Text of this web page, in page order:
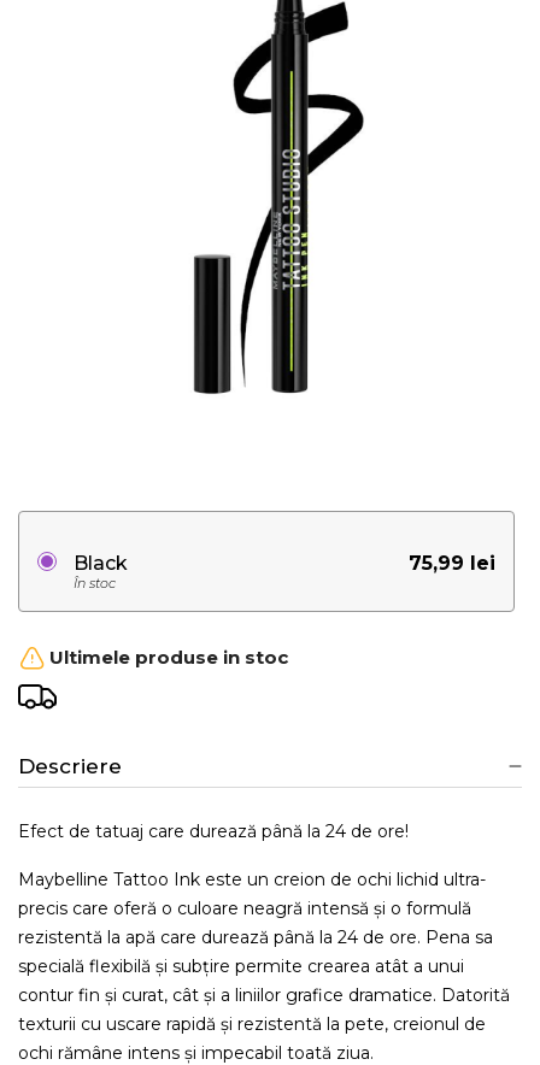
75,99 lei
Black
În stoc
Ultimele produse in stoc
Descriere
Efect de tatuaj care durează până la 24 de ore!
Maybelline Tattoo Ink este un creion de ochi lichid ultra-
precis care oferă o culoare neagră intensă și o formulă
rezistentă la apă care durează până la 24 de ore. Pena sa
specială flexibilă și subțire permite crearea atât a unui
contur fin și curat, cât și a liniilor grafice dramatice. Datorită
texturii cu uscare rapidă și rezistentă la pete, creionul de
ochi rămâne intens și impecabil toată ziua.